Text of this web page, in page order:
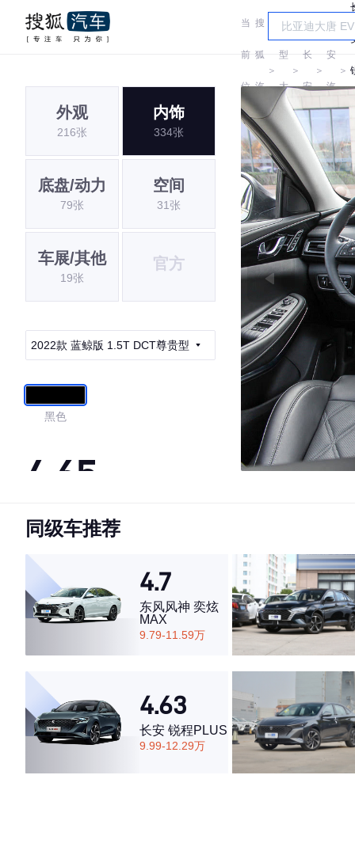
当
前
位
置:
搜
狐
汽
车
＞
车
型
大
＞
长
安
＞
长
安
汽
车
＞
外观
216张
内饰
334张
底盘/动力
79张
空间
31张
车展/其他
19张
官方
2022款 蓝鲸版 1.5T DCT尊贵型
黑色
4.65
·外观表现一般，低于60%同级车
·空间表现较为优秀，优于76%同级车
同级车推荐
4.7
东风风神 奕炫
MAX
9.79-11.59万
4.63
长安 锐程PLUS
9.99-12.29万